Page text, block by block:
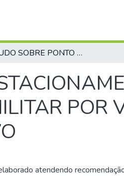
ESTUDO SOBRE PONTO DE ESTACIONAMENTO E EMPREGO DE UM POLICIAL MILITAR POR VIATURA NO PATRULHAMENTO OSTENSIVO
POR
atendendo